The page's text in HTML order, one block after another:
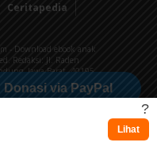
Ceritapedia
- Download ebook anak
Redaksi: Jl. Raden
Jawa Barat, 40195
Powered by
Donasi via PayPal
Dukung via Kitabisa
?
Lihat